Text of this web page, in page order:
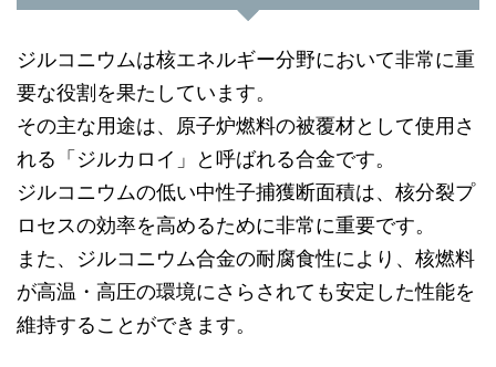
ジルコニウムは核エネルギー分野において非常に重
要な役割を果たしています。
その主な用途は、原子炉燃料の被覆材として使用さ
れる「ジルカロイ」と呼ばれる合金です。
ジルコニウムの低い中性子捕獲断面積は、核分裂プ
ロセスの効率を高めるために非常に重要です。
また、ジルコニウム合金の耐腐食性により、核燃料
が高温・高圧の環境にさらされても安定した性能を
維持することができます。